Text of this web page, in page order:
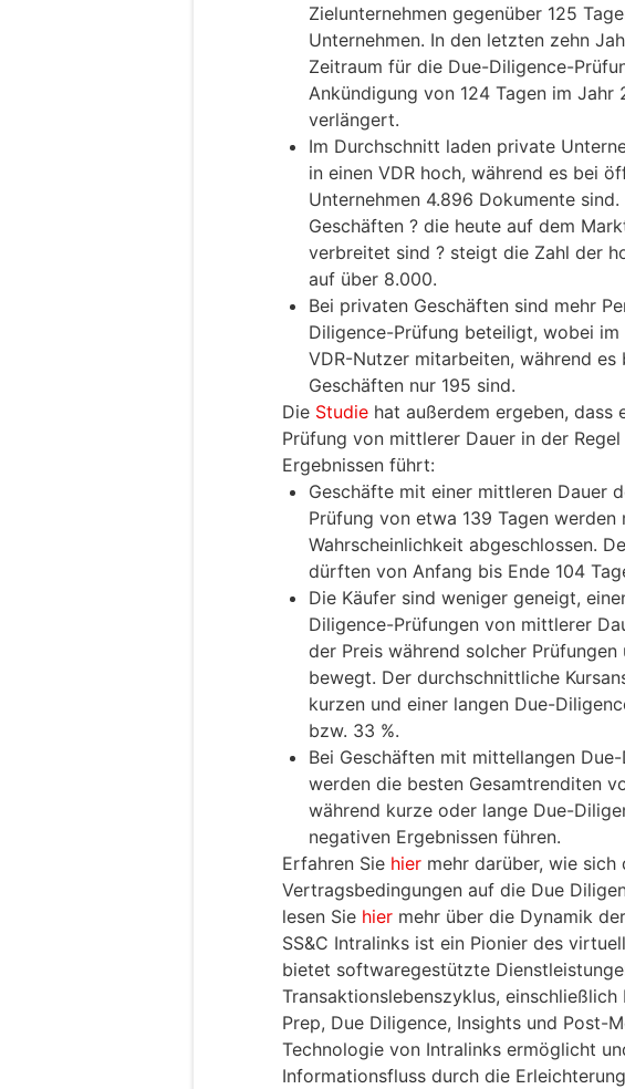
Zielunternehmen gegenüber 125
Unternehmen. In den letzten zehn
Zeitraum für die Due-Diligence-
Ankündigung von 124 Tagen im Jahr
verlängert.
Im Durchschnitt laden private
in einen VDR hoch, während es bei
Unternehmen 4.896 Dokumente
Geschäften ? die heute auf dem
verbreitet sind ? steigt die Zahl der
auf über 8.000.
Bei privaten Geschäften sind mehr
Diligence-Prüfung beteiligt, wobei im
VDR-Nutzer mitarbeiten, während
Geschäften nur 195 sind.
Die Studie hat außerdem ergeben, dass
Prüfung von mittlerer Dauer in der
Ergebnissen führt:
Geschäfte mit einer mittleren Dauer
Prüfung von etwa 139 Tagen
Wahrscheinlichkeit abgeschlossen.
dürften von Anfang bis Ende 104
Die Käufer sind weniger geneigt,
Diligence-Prüfungen von mittlerer
der Preis während solcher Prüfungen
bewegt. Der durchschnittliche
kurzen und einer langen Due-
bzw. 33 %.
Bei Geschäften mit mittellangen
werden die besten Gesamtrenditen
während kurze oder lange Due-
negativen Ergebnissen führen.
Erfahren Sie hier mehr darüber, wie sich
Vertragsbedingungen auf die Due
lesen Sie hier mehr über die Dynamik
SS&C Intralinks ist ein Pionier des
bietet softwaregestützte
Transaktionslebenszyklus, einschließlich
Prep, Due Diligence, Insights und Post-
Technologie von Intralinks ermöglicht
Informationsfluss durch die